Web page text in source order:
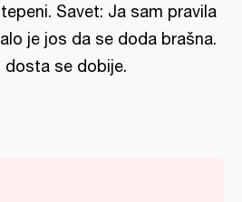
Savet: Ja sam pravila
je jos da se doda brašna.
dosta se dobije.